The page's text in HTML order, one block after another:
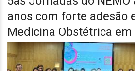
anos com forte adesão
Medicina Obstétrica em